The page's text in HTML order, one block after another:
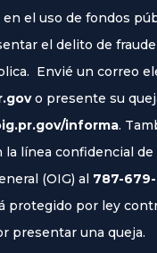
el uso de fondos
el delito de
Envié un correo
o presente su
informa.
la línea confidencial de
(OIG) al 787-
protegido por ley
presentar una queja.